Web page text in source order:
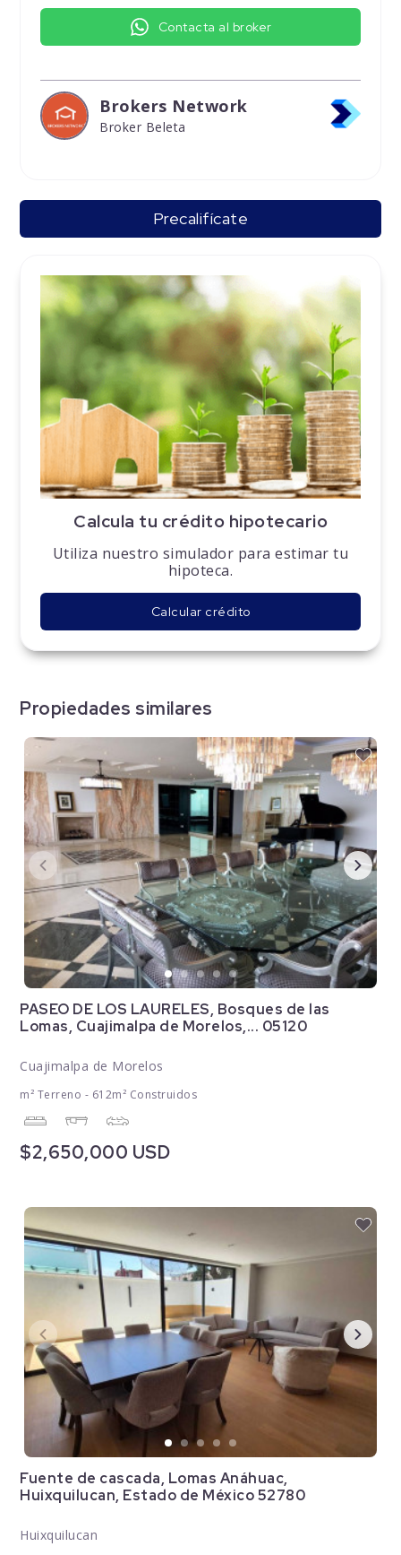
Contacta al broker
Brokers Network
Broker Beleta
Precalifícate
Calcula tu crédito hipotecario
Utiliza nuestro simulador para estimar tu
hipoteca.
Calcular crédito
Propiedades similares
PASEO DE LOS LAURELES, Bosques de las
Lomas, Cuajimalpa de Morelos,... 05120
Cuajimalpa de Morelos
m² Terreno - 612m² Construidos
$2,650,000 USD
Fuente de cascada, Lomas Anáhuac,
Huixquilucan, Estado de México 52780
Huixquilucan